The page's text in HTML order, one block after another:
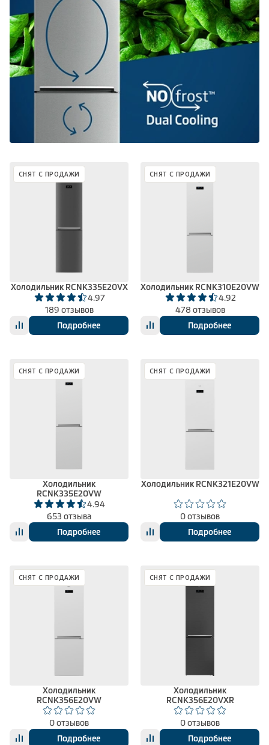
СНЯТ С ПРОДАЖИ
Холодильник RCNK335E20VX
4.97
189 отзывов
Подробнее
СНЯТ С ПРОДАЖИ
Холодильник RCNK310E20VW
4.92
478 отзывов
Подробнее
СНЯТ С ПРОДАЖИ
Холодильник
RCNK335E20VW
4.94
653 отзыва
Подробнее
СНЯТ С ПРОДАЖИ
Холодильник RCNK321E20VW
0 отзывов
Подробнее
СНЯТ С ПРОДАЖИ
Холодильник
RCNK356E20VW
0 отзывов
Подробнее
СНЯТ С ПРОДАЖИ
Холодильник
RCNK356E20VXR
0 отзывов
Подробнее